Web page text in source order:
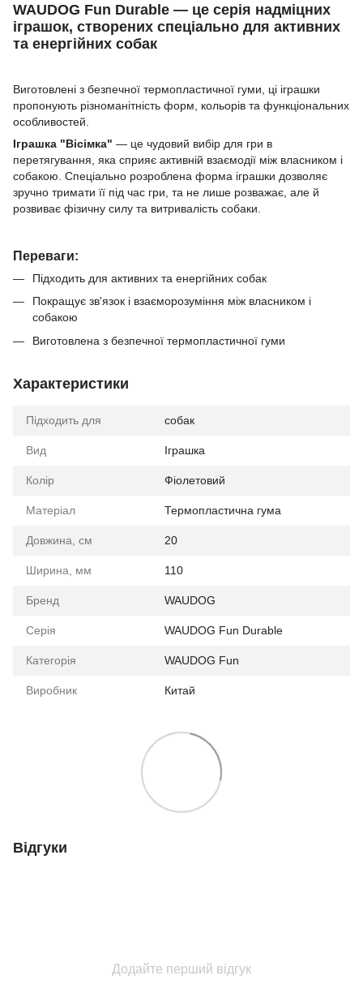
WAUDOG Fun Durable — це серія надміцних
іграшок, створених спеціально для активних
та енергійних собак
Виготовлені з безпечної термопластичної гуми, ці іграшки
пропонують різноманітність форм, кольорів та функціональних
особливостей.
Іграшка "Вісімка" — це чудовий вибір для гри в
перетягування, яка сприяє активній взаємодії між власником і
собакою. Спеціально розроблена форма іграшки дозволяє
зручно тримати її під час гри, та не лише розважає, але й
розвиває фізичну силу та витривалість собаки.
Переваги:
Підходить для активних та енергійних собак
Покращує зв'язок і взаєморозуміння між власником і
собакою
Виготовлена з безпечної термопластичної гуми
Характеристики
Підходить для собак
Вид Іграшка
Колір Фіолетовий
Матеріал Термопластична гума
Довжина, см 20
Ширина, мм 110
Бренд WAUDOG
Серія WAUDOG Fun Durable
Категорія WAUDOG Fun
Виробник Китай
Відгуки
Додайте перший відгук